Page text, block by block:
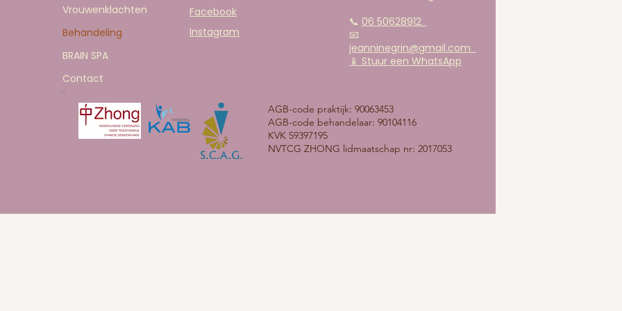
Vrouwenklachten
Behandeling
BRAIN SPA
Contact
Facebook
Instagram
📞 06 50628912
📧
jeanninegrin@gmail.com
📱 Stuur een WhatsApp​
AGB-code praktijk: 90063453
AGB-code behandelaar: 90104116
KVK 59397195
NVTCG ZHONG lidmaatschap nr: 2017053